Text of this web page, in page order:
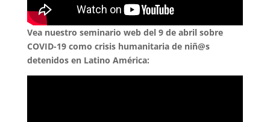
Vea nuestro seminario web del 9 de abril sobre
COVID-19 como crisis humanitaria de niñ@s
detenidos en Latino América: